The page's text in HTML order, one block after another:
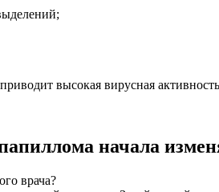
высокая вирусная
начала
врача?